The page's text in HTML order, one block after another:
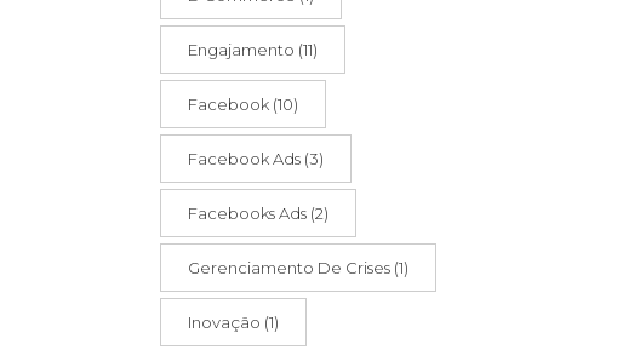
Engajamento (11)
Facebook (10)
Facebook Ads (3)
Facebooks Ads (2)
Gerenciamento De Crises (1)
Inovação (1)